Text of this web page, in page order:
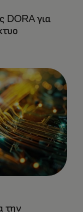
DORA για
την